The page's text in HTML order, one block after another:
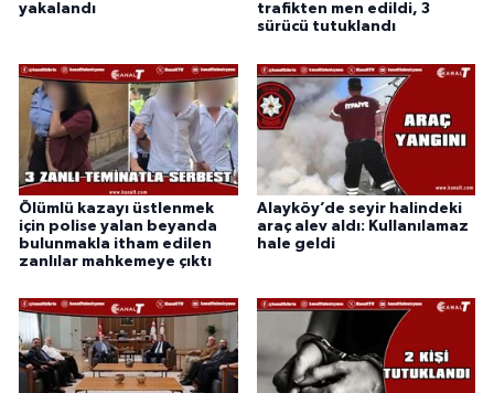
yakalandı
trafikten men edildi, 3
sürücü tutuklandı
Ölümlü kazayı üstlenmek
için polise yalan beyanda
bulunmakla itham edilen
zanlılar mahkemeye çıktı
Alayköy’de seyir halindeki
araç alev aldı: Kullanılamaz
hale geldi